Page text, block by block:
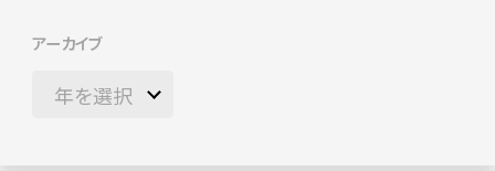
アーカイブ